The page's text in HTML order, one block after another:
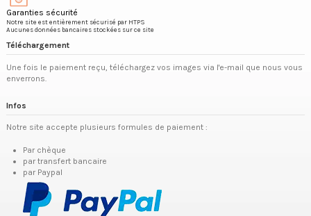
Garanties sécurité
Notre site est entièrement sécurisé par HTPS
Aucunes données bancaires stockées sur ce site
Téléchargement
Une fois le paiement reçu, téléchargez vos images via l'e-mail que nous vous
enverrons.
Infos
Notre site accepte plusieurs formules de paiement :
Par chèque
par transfert bancaire
par Paypal